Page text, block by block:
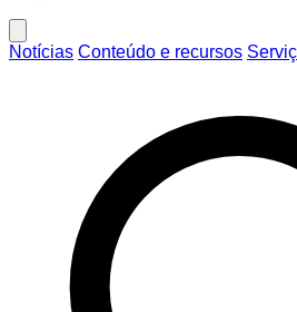
Notícias Conteúdo e recursos